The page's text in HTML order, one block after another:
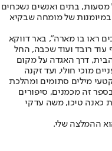
בתים ואנשים נשכחים
של מומחה שבקיא
ראו בו מארה", באר דווקא
רובד ועוד שכבה, החל
דרך האגדה על מקום
מוכי חולי, ועד זקנה
מילים סתומים ומהלכת
זה מכמנים, סיפורים
כאנה טיכו, משה עדקי